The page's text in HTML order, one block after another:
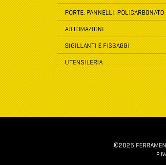
PORTE, PANNELLI,
AUTOMAZIONI
SIGILLANTI E FISSAGGI
UTENSILERIA
©2026